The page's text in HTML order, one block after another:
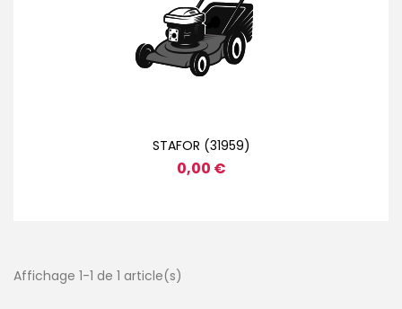
STAFOR (31959)
0,00 €
Affichage 1-1 de 1 article(s)